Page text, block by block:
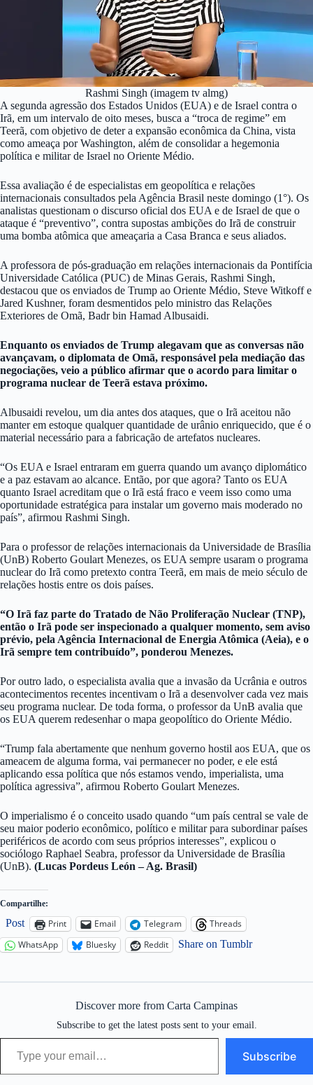
Rashmi Singh (imagem tv almg)
A segunda agressão dos Estados Unidos (EUA) e de Israel contra o
Irã, em um intervalo de oito meses, busca a “troca de regime” em
Teerã, com objetivo de deter a expansão econômica da China, vista
como ameaça por Washington, além de consolidar a hegemonia
política e militar de Israel no Oriente Médio.
Essa avaliação é de especialistas em geopolítica e relações
internacionais consultados pela Agência Brasil neste domingo (1°). Os
analistas questionam o discurso oficial dos EUA e de Israel de que o
ataque é “preventivo”, contra supostas ambições do Irã de construir
uma bomba atômica que ameaçaria a Casa Branca e seus aliados.
A professora de pós-graduação em relações internacionais da Pontifícia
Universidade Católica (PUC) de Minas Gerais, Rashmi Singh,
destacou que os enviados de Trump ao Oriente Médio, Steve Witkoff e
Jared Kushner, foram desmentidos pelo ministro das Relações
Exteriores de Omã, Badr bin Hamad Albusaidi.
Enquanto os enviados de Trump alegavam que as conversas não
avançavam, o diplomata de Omã, responsável pela mediação das
negociações, veio a público afirmar que o acordo para limitar o
programa nuclear de Teerã estava próximo.
Albusaidi revelou, um dia antes dos ataques, que o Irã aceitou não
manter em estoque qualquer quantidade de urânio enriquecido, que é o
material necessário para a fabricação de artefatos nucleares.
“Os EUA e Israel entraram em guerra quando um avanço diplomático
e a paz estavam ao alcance. Então, por que agora? Tanto os EUA
quanto Israel acreditam que o Irã está fraco e veem isso como uma
oportunidade estratégica para instalar um governo mais moderado no
país”, afirmou Rashmi Singh.
Para o professor de relações internacionais da Universidade de Brasília
(UnB) Roberto Goulart Menezes, os EUA sempre usaram o programa
nuclear do Irã como pretexto contra Teerã, em mais de meio século de
relações hostis entre os dois países.
“O Irã faz parte do Tratado de Não Proliferação Nuclear (TNP),
então o Irã pode ser inspecionado a qualquer momento, sem aviso
prévio, pela Agência Internacional de Energia Atômica (Aeia), e o
Irã sempre tem contribuído”, ponderou Menezes.
Por outro lado, o especialista avalia que a invasão da Ucrânia e outros
acontecimentos recentes incentivam o Irã a desenvolver cada vez mais
seu programa nuclear. De toda forma, o professor da UnB avalia que
os EUA querem redesenhar o mapa geopolítico do Oriente Médio.
“Trump fala abertamente que nenhum governo hostil aos EUA, que os
ameacem de alguma forma, vai permanecer no poder, e ele está
aplicando essa política que nós estamos vendo, imperialista, uma
política agressiva”, afirmou Roberto Goulart Menezes.
O imperialismo é o conceito usado quando “um país central se vale de
seu maior poderio econômico, político e militar para subordinar países
periféricos de acordo com seus próprios interesses”, explicou o
sociólogo Raphael Seabra, professor da Universidade de Brasília
(UnB). (Lucas Pordeus León – Ag. Brasil)
Compartilhe:
Post Print Email Telegram
Threads
WhatsApp
Bluesky Reddit Share on Tumblr
Discover more from Carta Campinas
Subscribe to get the latest posts sent to your email.
Type your email…
Subscribe